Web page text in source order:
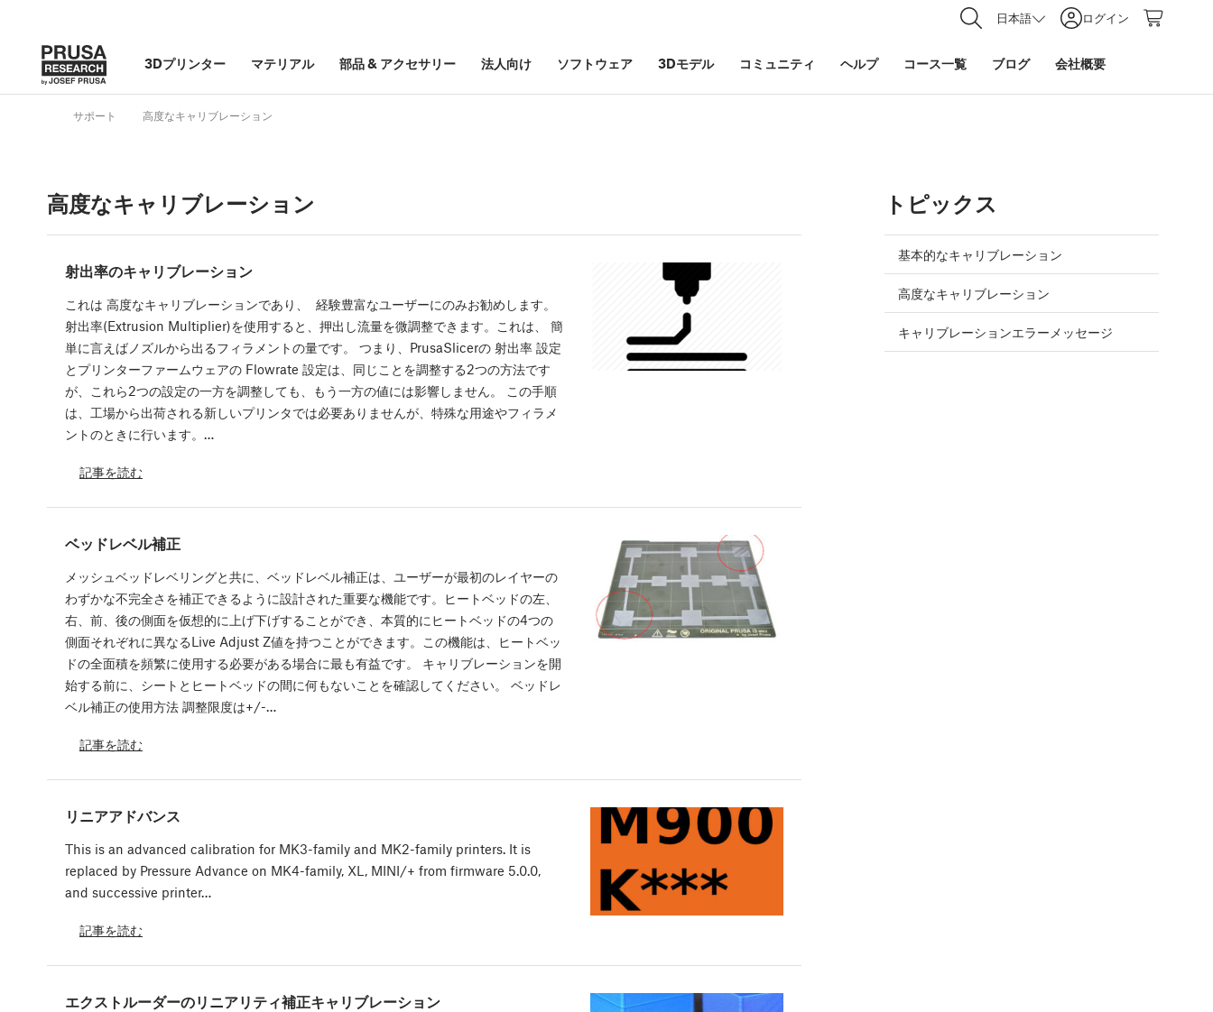
日本語 ログイン
3Dプリンター マテリアル 部品& アクセサリー 法人向け ソフトウェア 3Dモデル コミュニティ ヘルプ コース一覧 ブログ 会社概要
サポート 高度なキャリブレーション
高度なキャリブレーション
射出率のキャリブレーション
これは 高度なキャリブレーションであり、 経験豊富なユーザーにのみお勧めします。
射出率(Extrusion Multiplier)を使用すると、押出し流量を微調整できます。これは、 簡
単に言えばノズルから出るフィラメントの量です。 つまり、PrusaSlicerの 射出率 設定
とプリンターファームウェアの Flowrate 設定は、同じことを調整する2つの方法です
が、これら2つの設定の一方を調整しても、もう一方の値には影響しません。 この手順
は、工場から出荷される新しいプリンタでは必要ありませんが、特殊な用途やフィラメ
ントのときに行います。…
記事を読む
ベッドレベル補正
メッシュベッドレベリングと共に、ベッドレベル補正は、ユーザーが最初のレイヤーの
わずかな不完全さを補正できるように設計された重要な機能です。ヒートベッドの左、
右、前、後の側面を仮想的に上げ下げすることができ、本質的にヒートベッドの4つの
側面それぞれに異なるLive Adjust Z値を持つことができます。この機能は、ヒートベッ
ドの全面積を頻繁に使用する必要がある場合に最も有益です。 キャリブレーションを開
始する前に、シートとヒートベッドの間に何もないことを確認してください。 ベッドレ
ベル補正の使用方法 調整限度は+/-…
記事を読む
リニアアドバンス
This is an advanced calibration for MK3-family and MK2-family printers. It is
replaced by Pressure Advance on MK4-family, XL, MINI/+ from firmware 5.0.0,
and successive printer…
記事を読む
エクストルーダーのリニアリティ補正キャリブレーション
トピックス
基本的なキャリブレーション
高度なキャリブレーション
キャリブレーションエラーメッセージ